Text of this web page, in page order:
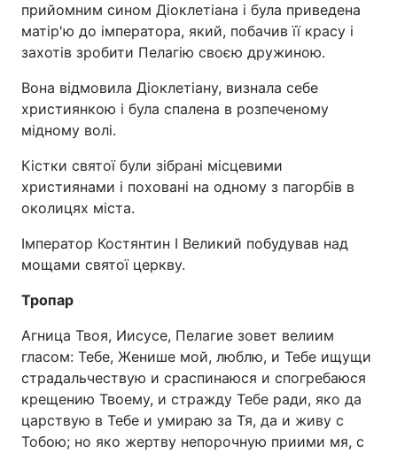
прийомним сином Діоклетіана і була приведена
матір'ю до імператора, який, побачив її красу і
захотів зробити Пелагію своєю дружиною.
Вона відмовила Діоклетіану, визнала себе
християнкою і була спалена в розпеченому
мідному волі.
Кістки святої були зібрані місцевими
християнами і поховані на одному з пагорбів в
околицях міста.
Імператор Костянтин I Великий побудував над
мощами святої церкву.
Тропар
Агница Твоя, Иисусе, Пелагие зовет велиим
гласом: Тебе, Женише мой, люблю, и Тебе ищущи
страдальчествую и сраспинаюся и спогребаюся
крещению Твоему, и стражду Тебе ради, яко да
царствую в Тебе и умираю за Тя, да и живу с
Тобою; но яко жертву непорочную приими мя, с